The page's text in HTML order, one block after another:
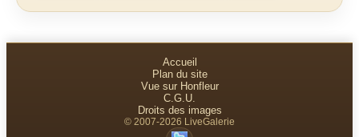
Accueil
Plan du site
Vue sur Honfleur
C.G.U.
Droits des images
© 2007-2026 LiveGalerie